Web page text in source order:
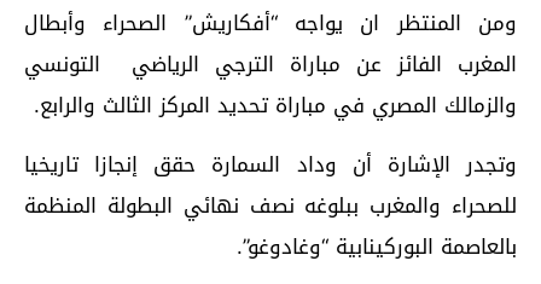
ومن المنتظر ان يواجه “أفكاريش” الصحراء وأبطال
المغرب الفائز عن مباراة الترجي الرياضي التونسي
والزمالك المصري في مباراة تحديد المركز الثالث والرابع.
وتجدر الإشارة أن وداد السمارة حقق إنجازا تاريخيا
للصحراء والمغرب ببلوغه نصف نهائي البطولة المنظمة
بالعاصمة البوركينابية “وغادوغو”.